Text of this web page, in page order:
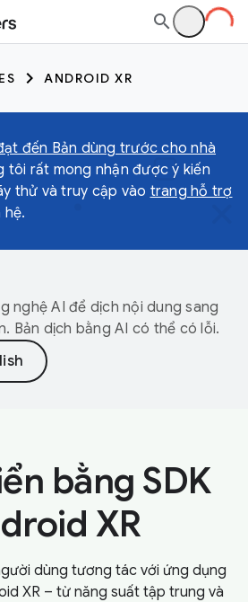
ANDROID XR
đến Bản dùng trước cho nhà
tôi rất mong nhận được ý kiến
thử và truy cập vào trang hỗ trợ
hệ.
nghệ AI để dịch nội dung sang
Bản dịch bằng AI có thể có lỗi.
bằng SDK
XR
dùng tương tác với ứng dụng
XR – từ năng suất tập trung và